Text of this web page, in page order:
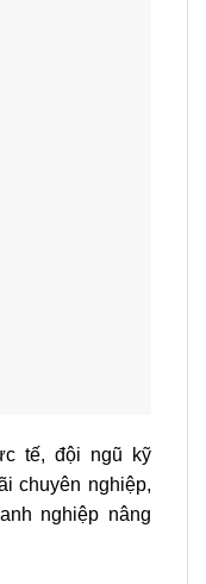
tế, đội ngũ kỹ
chuyên nghiệp,
nghiệp nâng